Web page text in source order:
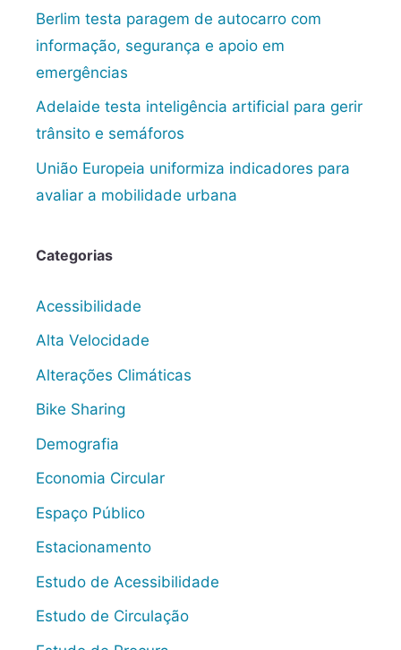
Berlim testa paragem de autocarro com
informação, segurança e apoio em
emergências
Adelaide testa inteligência artificial para gerir
trânsito e semáforos
União Europeia uniformiza indicadores para
avaliar a mobilidade urbana
Categorias
Acessibilidade
Alta Velocidade
Alterações Climáticas
Bike Sharing
Demografia
Economia Circular
Espaço Público
Estacionamento
Estudo de Acessibilidade
Estudo de Circulação